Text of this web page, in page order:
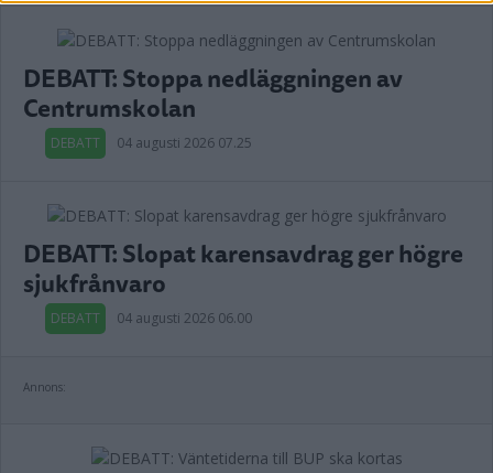
DEBATT: Stoppa nedläggningen av
Centrumskolan
DEBATT 04 augusti 2026 07.25
DEBATT: Slopat karensavdrag ger högre
sjukfrånvaro
DEBATT 04 augusti 2026 06.00
Annons: